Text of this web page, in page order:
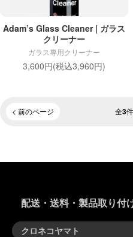
Adam’s Glass Cleaner | ガラス
クリーナー
ガラス専用クリーナー
3,600円(税込3,960円)
< 前のページ 全3
配送・送料・製品取り付
クロネコヤマト